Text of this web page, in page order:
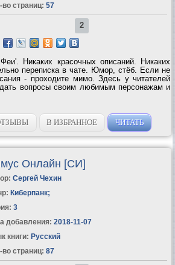
во страниц: 57
2
Никаких красочных описаний. Никаких
переписка в чате. Юмор, стёб. Если не
- проходите мимо. Здесь у читателей
вопросы своим любимым персонажам и
В ИЗБРАННОЕ ЧИТАТЬ
Онлайн [СИ]
Сергей Чехин
Киберпанк;
3
добавления: 2018-11-07
книги: Русский
во страниц: 87